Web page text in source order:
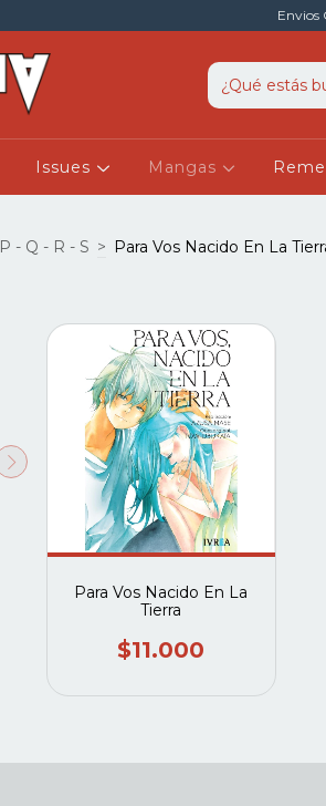
Envios
Issues Mangas
P - Q - R - S > Para Vos Nacido En La
Para Vos Nacido En La
Tierra
$11.000